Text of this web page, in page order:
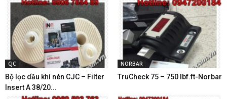
CJC
Bộ lọc dầu khí nén CJC – Filter
Insert A 38/20...
NORBAR
TruCheck 75 – 750 lbf.ft-Norbar